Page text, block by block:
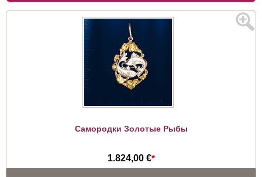
Самородки Золотые Рыбы
1.824,00 €*